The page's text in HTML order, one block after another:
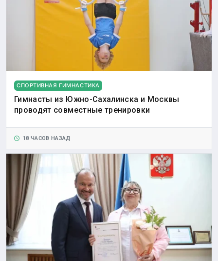
СПОРТИВНАЯ ГИМНАСТИКА
Гимнасты из Южно-Сахалинска и Москвы
проводят совместные тренировки
18 ЧАСОВ НАЗАД